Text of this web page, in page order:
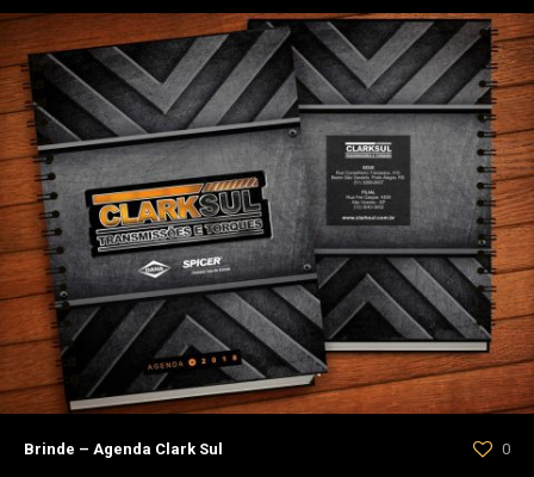
Brinde – Agenda Clark Sul 0